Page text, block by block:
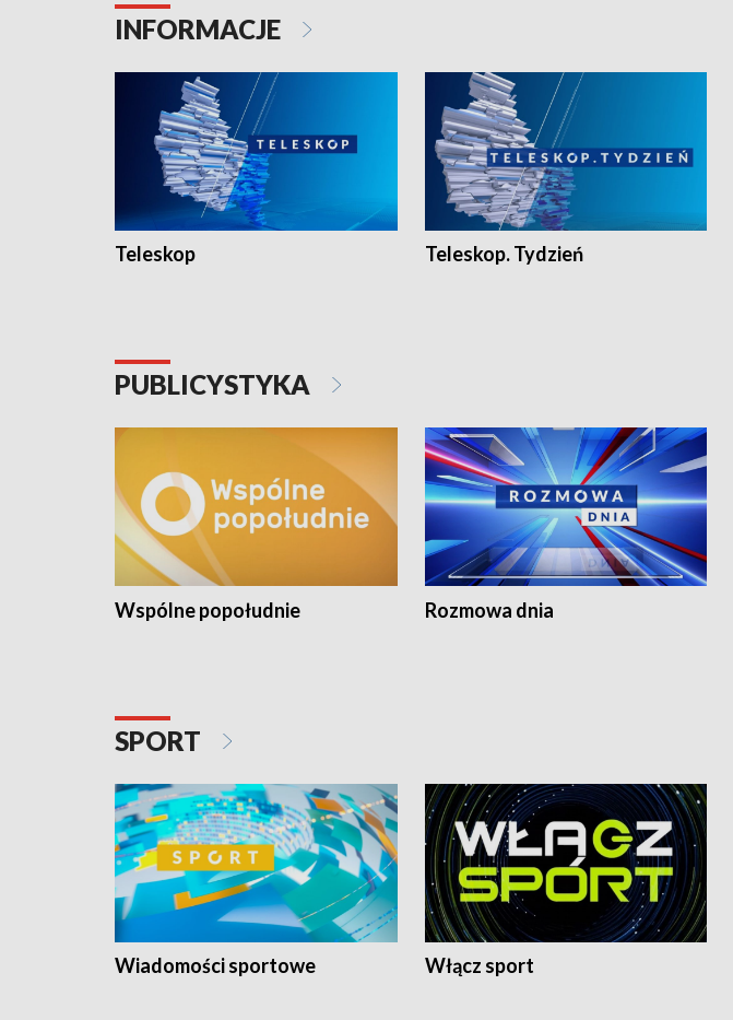
INFORMACJE
Teleskop Teleskop. Tydzień
PUBLICYSTYKA
Wspólne popołudnie Rozmowa dnia
SPORT
Wiadomości sportowe Włącz sport